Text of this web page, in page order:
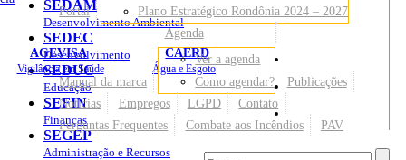
AGEVISA
Vigilância em Saúde
CAERD
Água e Esgoto
Sites
Portal
Plano Estratégico Rondônia 2024 – 2027
Manual da marca
Agenda
Ver a agenda
Como agendar?
Publicações
Notícias
Empregos LGPD
Contato
Perguntas Frequentes
Combate aos Incêndios PAV
SEDAM
Desenvolvimento Ambiental
SEDEC
Desenvolvimento
SEDUC
Educação
SEFIN
Finanças
SEGEP
Administração e Recursos